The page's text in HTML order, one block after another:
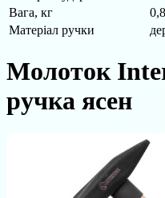
Вага, кг
0,8
Матеріал ручки
Молоток
ручка ясен